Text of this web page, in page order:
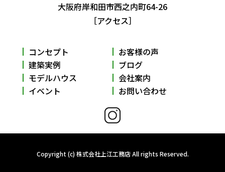
大阪府岸和田市西之内町64-26
［アクセス］
コンセプト
建築実例
モデルハウス
イベント
お客様の声
ブログ
会社案内
お問い合わせ
Copyright (c) 株式会社上江工務店 All rights Reserved.